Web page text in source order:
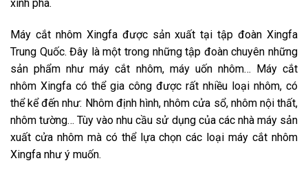
xinh pha.
Máy cắt nhôm Xingfa được sản xuất tại tập đoàn Xingfa
Trung Quốc. Đây là một trong những tập đoàn chuyên những
sản phẩm như máy cắt nhôm, máy uốn nhôm… Máy cắt
nhôm Xingfa có thể gia công được rất nhiều loại nhôm, có
thể kể đến như: Nhôm định hình, nhôm cửa sổ, nhôm nội thất,
nhôm tường… Tùy vào nhu cầu sử dụng của các nhà máy sản
xuất cửa nhôm mà có thể lựa chọn các loại máy cắt nhôm
Xingfa như ý muốn.